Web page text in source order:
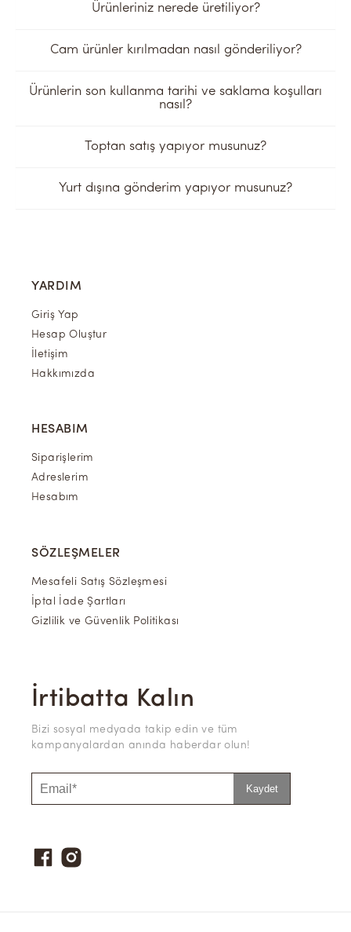
Ürünleriniz nerede üretiliyor?
Cam ürünler kırılmadan nasıl gönderiliyor?
Ürünlerin son kullanma tarihi ve saklama koşulları
nasıl?
Toptan satış yapıyor musunuz?
Yurt dışına gönderim yapıyor musunuz?
YARDIM
Giriş Yap
Hesap Oluştur
İletişim
Hakkımızda
HESABIM
Siparişlerim
Adreslerim
Hesabım
SÖZLEŞMELER
Mesafeli Satış Sözleşmesi
İptal İade Şartları
Gizlilik ve Güvenlik Politikası
İrtibatta Kalın
Bizi sosyal medyada takip edin ve tüm
kampanyalardan anında haberdar olun!
Kaydet